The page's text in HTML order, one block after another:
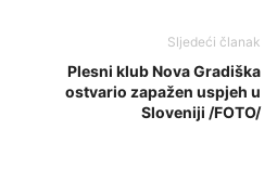
Sljedeći članak
Plesni klub Nova Gradiška
ostvario zapažen uspjeh u
Sloveniji /FOTO/